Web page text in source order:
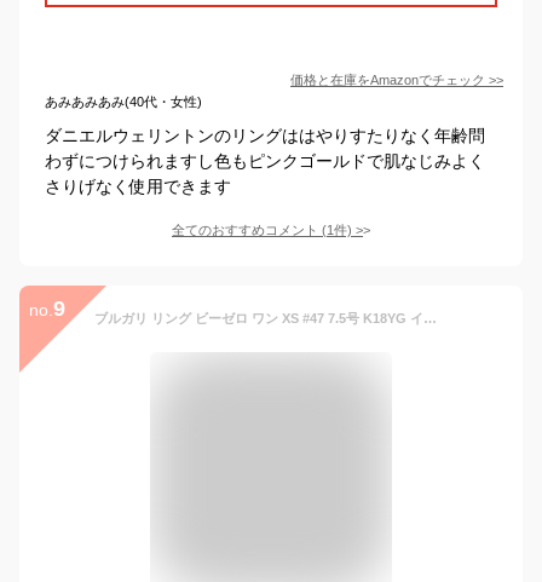
価格と在庫をAmazonでチェック >>
あみあみあみ(40代・女性)
ダニエルウェリントンのリングははやりすたりなく年齢問
わずにつけられますし色もピンクゴールドで肌なじみよく
さりげなく使用できます
全てのおすすめコメント (1件) >
no. 9 ブルガリ リング ビーゼロ ワン XS #47 7.5号 K18YG イエローゴールド B-zero1 1バンド BVLGARI 750YG ゴールド ジュエリー メンズ レディース ペア ブルガリ リング 指輪 プレゼント ギフト 結婚 婚約 記念日 ハイブランド エレガント【新品同様】